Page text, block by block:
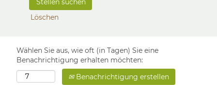
Löschen
Wählen Sie aus, wie oft (in Tagen) Sie eine
Benachrichtigung erhalten möchten:
Benachrichtigung erstellen